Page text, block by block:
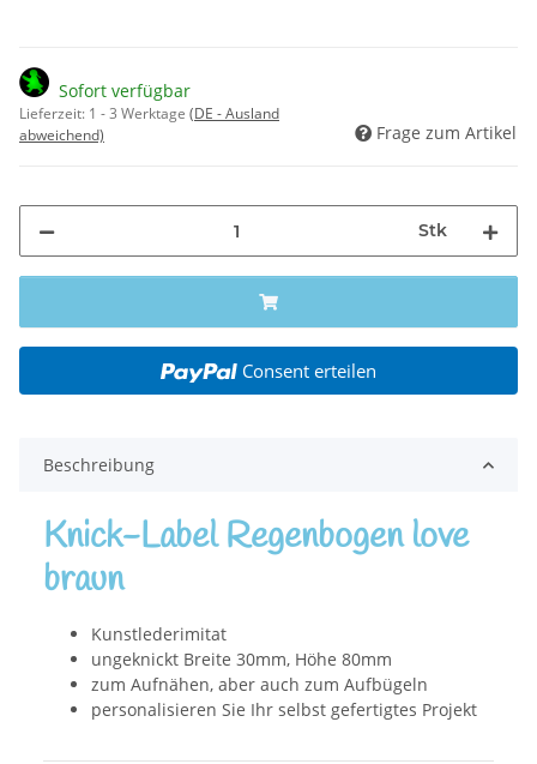
Sofort verfügbar
Lieferzeit: 1 - 3 Werktage (DE - Ausland
abweichend)
Frage zum Artikel
Stk
Consent erteilen
Beschreibung
Knick-Label Regenbogen love
braun
Kunstlederimitat
ungeknickt Breite 30mm, Höhe 80mm
zum Aufnähen, aber auch zum Aufbügeln
personalisieren Sie Ihr selbst gefertigtes Projekt